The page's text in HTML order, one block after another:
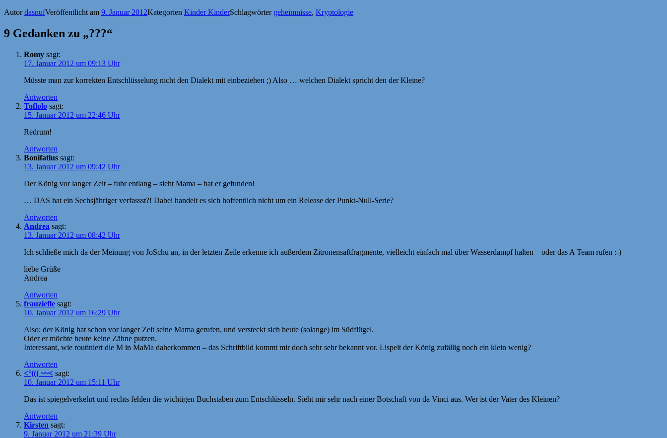
AutordasnufVeröffentlicht am 9. Januar 2012Kategorien Kinder KinderSchlagwörter geheimnisse, Kryptologie
9 Gedanken zu „???“
Romy sagt:
17. Januar 2012 um 09:13 Uhr
Müsste man zur korrekten Entschlüsselung nicht den Dialekt mit einbeziehen ;) Also … welchen Dialekt spricht den der Kleine?
Antworten
Toflolo sagt:
15. Januar 2012 um 22:46 Uhr
Redrum!
Antworten
Bonifatius sagt:
13. Januar 2012 um 09:42 Uhr
Der König vor langer Zeit – fuhr entlang – sieht Mama – hat er gefunden!
… DAS hat ein Sechsjähriger verfassst?! Dabei handelt es sich hoffentlich nicht um ein Release der Punkt-Null-Serie?
Antworten
Andrea sagt:
13. Januar 2012 um 08:42 Uhr
Ich schließe mich da der Meinung von JoSchu an, in der letzten Zeile erkenne ich außerdem Zitronensaftfragmente, vielleicht einfach mal über Wasserdampf halten – oder das A Team rufen :-)
liebe Grüße
Andrea
Antworten
frauziefle sagt:
10. Januar 2012 um 16:29 Uhr
Also: der König hat schon vor langer Zeit seine Mama gerufen, und versteckt sich heute (solange) im Südflügel.
Oder er möchte heute keine Zähne putzen.
Interessant, wie routiniert die M in MaMa daherkommen – das Schriftbild kommt mir doch sehr sehr bekannt vor. Lispelt der König zufällig noch ein klein wenig?
Antworten
<°((( ~~< sagt:
10. Januar 2012 um 15:11 Uhr
Das ist spiegelverkehrt und rechts fehlen die wichtigen Buchstaben zum Entschlüsseln. Sieht mir sehr nach einer Botschaft von da Vinci aus. Wer ist der Vater des Kleinen?
Antworten
Kirsten sagt:
9. Januar 2012 um 21:39 Uhr